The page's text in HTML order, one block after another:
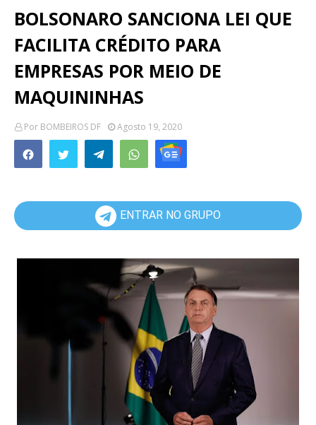
BOLSONARO SANCIONA LEI QUE
FACILITA CRÉDITO PARA
EMPRESAS POR MEIO DE
MAQUININHAS
Por BOMBEIROS DF Agosto 19, 2020
ENTRAR NO GRUPO